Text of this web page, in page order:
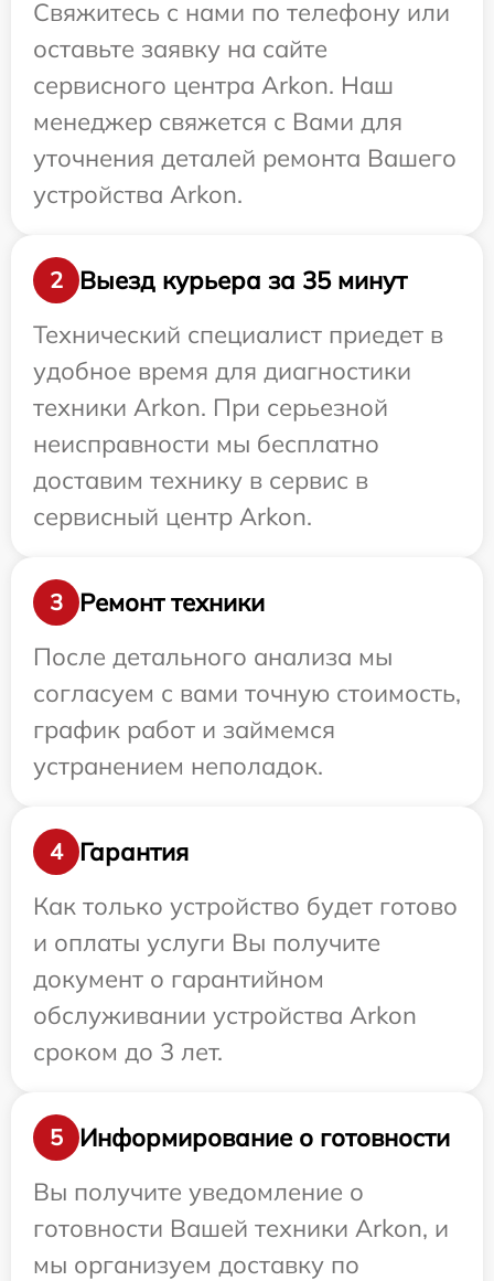
Свяжитесь с нами по телефону или
оставьте заявку на сайте
сервисного центра Arkon. Наш
менеджер свяжется с Вами для
уточнения деталей ремонта Вашего
устройства Arkon.
2
Выезд курьера за 35 минут
Технический специалист приедет в
удобное время для диагностики
техники Arkon. При серьезной
неисправности мы бесплатно
доставим технику в сервис в
сервисный центр Arkon.
3
Ремонт техники
После детального анализа мы
согласуем с вами точную стоимость,
график работ и займемся
устранением неполадок.
4
Гарантия
Как только устройство будет готово
и оплаты услуги Вы получите
документ о гарантийном
обслуживании устройства Arkon
сроком до 3 лет.
5
Информирование о готовности
Вы получите уведомление о
готовности Вашей техники Arkon, и
мы организуем доставку по